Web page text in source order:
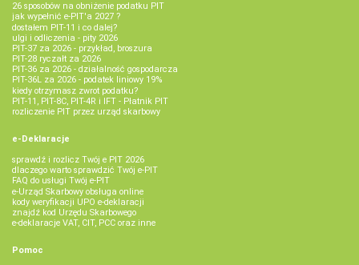
26 sposobów na obniżenie podatku PIT
jak wypełnić e-PIT'a 2027 ?
dostałem PIT-11 i co dalej?
ulgi i odliczenia - pity 2026
PIT-37 za 2026 - przykład, broszura
PIT-28 ryczałt za 2026
PIT-36 za 2026 - działalność gospodarcza
PIT-36L za 2026 - podatek liniowy 19%
kiedy otrzymasz zwrot podatku?
PIT-11, PIT-8C, PIT-4R i IFT - Płatnik PIT
rozliczenie PIT przez urząd skarbowy
e-Deklaracje
sprawdź i rozlicz Twój e PIT 2026
dlaczego warto sprawdzić Twój e-PIT
FAQ do usługi Twój e-PIT
e-Urząd Skarbowy obsługa online
kody weryfikacji UPO e-deklaracji
znajdź kod Urzędu Skarbowego
e-deklaracje VAT, CIT, PCC oraz inne
Pomoc